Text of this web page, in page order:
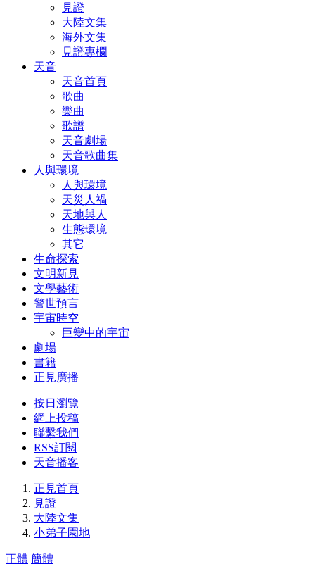
見證
大陸文集
海外文集
見證專欄
天音
天音首頁
歌曲
樂曲
歌譜
天音劇場
天音歌曲集
人與環境
人與環境
天災人禍
天地與人
生態環境
其它
生命探索
文明新見
文學藝術
警世預言
宇宙時空
巨變中的宇宙
劇場
書籍
正見廣播
按日瀏覽
網上投稿
聯繫我們
RSS訂閱
天音播客
正見首頁
見證
大陸文集
小弟子園地
正體 簡體